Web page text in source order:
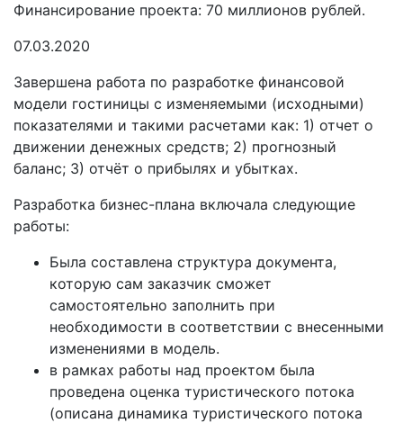
Финансирование проекта: 70 миллионов рублей.
07.03.2020
Завершена работа по разработке финансовой
модели гостиницы с изменяемыми (исходными)
показателями и такими расчетами как: 1) отчет о
движении денежных средств; 2) прогнозный
баланс; 3) отчёт о прибылях и убытках.
Разработка бизнес-плана включала следующие
работы:
Была составлена структура документа,
которую сам заказчик сможет
самостоятельно заполнить при
необходимости в соответствии с внесенными
изменениями в модель.
в рамках работы над проектом была
проведена оценка туристического потока
(описана динамика туристического потока